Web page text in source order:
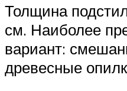
Толщина
см. Наиболее
вариант:
древесные